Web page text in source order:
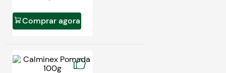
Comprar agora
Blog